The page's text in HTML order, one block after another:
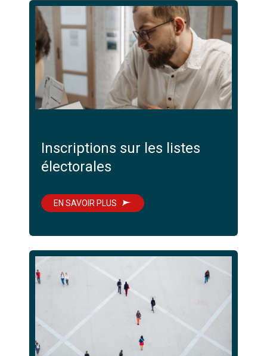
Inscriptions sur les listes
électorales
EN SAVOIR PLUS